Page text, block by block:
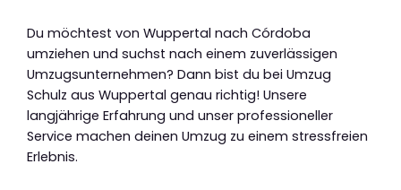
Du möchtest von Wuppertal nach Córdoba
umziehen und suchst nach einem zuverlässigen
Umzugsunternehmen? Dann bist du bei Umzug
Schulz aus Wuppertal genau richtig! Unsere
langjährige Erfahrung und unser professioneller
Service machen deinen Umzug zu einem stressfreien
Erlebnis.